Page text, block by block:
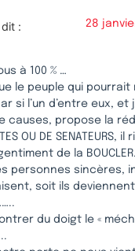
dit : 28
à 100 % …
le peuple qui
si l’un d’entre eux, et
causes, propose la
OU DE SENATEURS,
de la
personnes sincères,
soit ils
du doigt le «